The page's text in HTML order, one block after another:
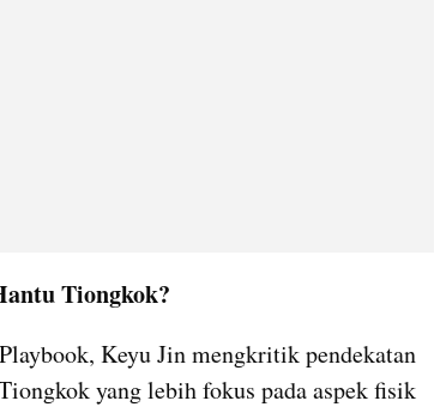
Tiongkok?
Keyu Jin mengkritik pendekatan
yang lebih fokus pada aspek fisik